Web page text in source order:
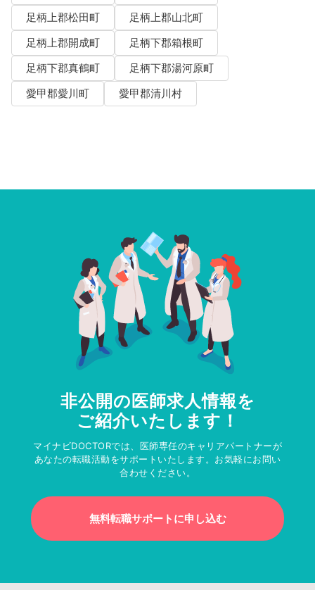
足柄上郡松田町
足柄上郡山北町
足柄上郡開成町
足柄下郡箱根町
足柄下郡真鶴町
足柄下郡湯河原町
愛甲郡愛川町
愛甲郡清川村
非公開の医師求人情報を
ご紹介いたします！
マイナビDOCTORでは、医師専任のキャリアパートナーが
あなたの転職活動をサポートいたします。お気軽にお問い
合わせください。
無料転職サポートに申し込む